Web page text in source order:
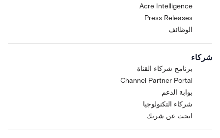
Acre Intelligence
Press Releases
الوظائف
شركاء
برنامج شركاء القناة
Channel Partner Portal
بوابة الدعم
شركاء التكنولوجيا
ابحث عن شريك